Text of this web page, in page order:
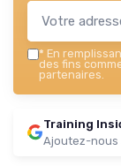
* En
des fins
partenaires.
Training
Ajoutez-nous